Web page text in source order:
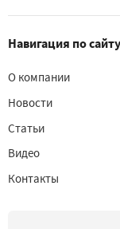
Навигация по сайту
О компании
Новости
Статьи
Видео
Контакты